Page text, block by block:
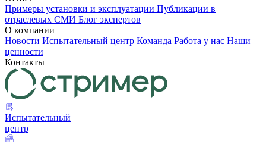
Примеры установки и эксплуатации Публикации в
отраслевых СМИ Блог экспертов
О компании
Новости Испытательный центр Команда Работа у нас Наши
ценности
Контакты
Испытательный
центр